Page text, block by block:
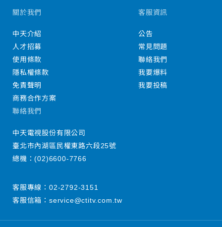
關於我們
中天介紹
人才招募
使用條款
隱私權條款
免責聲明
商務合作方案
客服資訊
公告
常見問題
聯絡我們
我要爆料
我要投稿
聯絡我們
中天電視股份有限公司
臺北市內湖區民權東路六段25號
總機：(02)6600-7766
客服專線： 02-2792-3151
客服信箱： service@ctitv.com.tw